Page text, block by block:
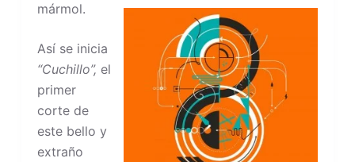
mármol.
Así se inicia
“Cuchillo”, el
primer
corte de
este bello y
extraño